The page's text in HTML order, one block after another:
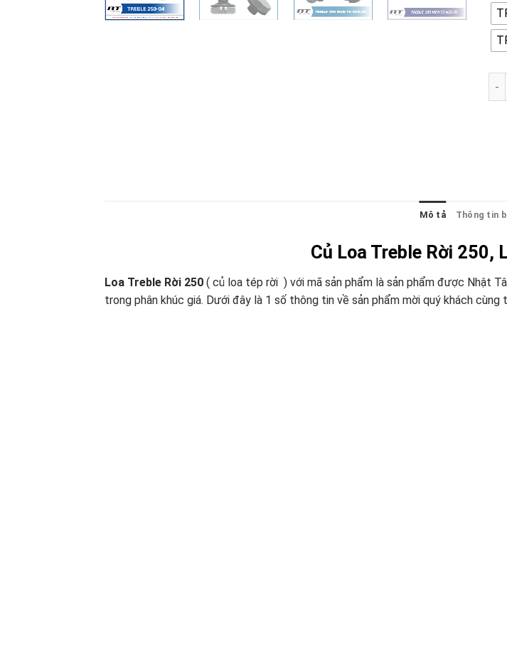
Mô tả Thông tin
Củ Loa Treble Rời 250,
Loa Treble Rời 250 ( củ loa tép rời ) với mã sản phẩm là sản phẩm được Nhật
trong phân khúc giá. Dưới đây là 1 số thông tin về sản phẩm mời quý khách cùng